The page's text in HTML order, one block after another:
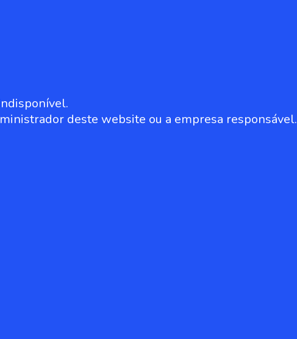
deste website ou a empresa responsável.